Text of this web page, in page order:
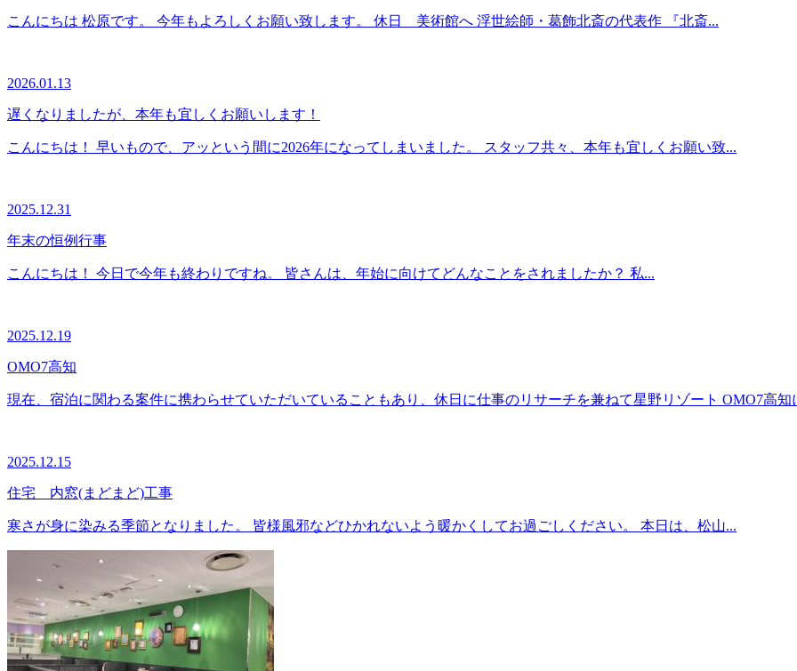
こんにちは 松原です。 今年もよろしくお願い致します。 休日 美術館へ 浮世絵師・葛飾北斎の代表作 『北斎...
2026.01.13
遅くなりましたが、本年も宜しくお願いします！
こんにちは！ 早いもので、アッという間に2026年になってしまいました。 スタッフ共々、本年も宜しくお願い致...
2025.12.31
年末の恒例行事
こんにちは！ 今日で今年も終わりですね。 皆さんは、年始に向けてどんなことをされましたか？ 私...
2025.12.19
OMO7高知
現在、宿泊に関わる案件に携わらせていただいていることもあり、休日に仕事のリサーチを兼ねて星野リゾート OMO7高知
2025.12.15
住宅 内窓(まどまど)工事
寒さが身に染みる季節となりました。 皆様風邪などひかれないよう暖かくしてお過ごしください。 本日は、松山...